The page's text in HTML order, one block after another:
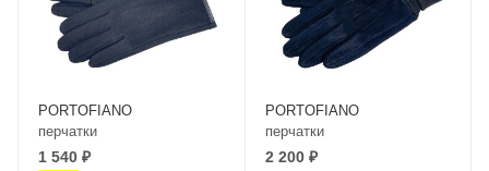
PORTOFIANO
перчатки
1 540 ₽
PORTOFIANO
перчатки
2 200 ₽